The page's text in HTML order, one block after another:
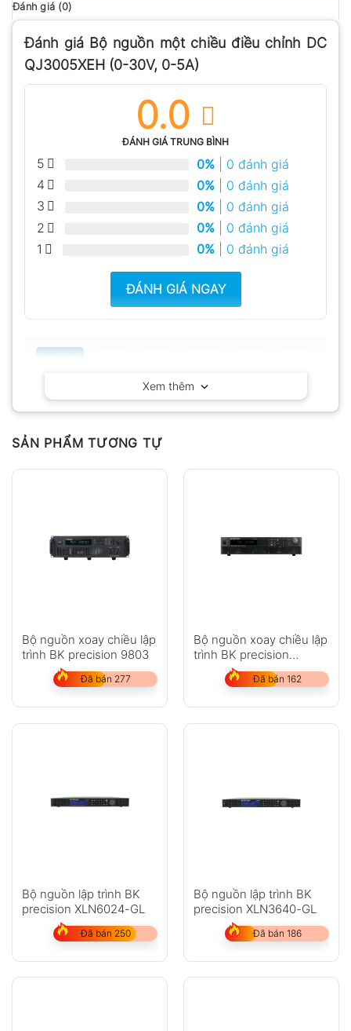
Đánh giá (0)
Đánh giá Bộ nguồn một chiều điều chỉnh DC
QJ3005XEH (0-30V, 0-5A)
0.0
ĐÁNH GIÁ TRUNG BÌNH
5 0% | 0 đánh giá
4
0% | 0 đánh giá
3
0% | 0 đánh giá
2
0% | 0 đánh giá
1
0% | 0 đánh giá
ĐÁNH GIÁ NGAY
Có ảnh
Chưa có đánh giá nào.
Anh
Xem thêm
SẢN PHẨM TƯƠNG TỰ
Bộ nguồn xoay chiều lập
trình BK precision 9803
Đã bán 277
Bộ nguồn xoay chiều lập
trình BK precision
PVS60085MR
Đã bán 162
Bộ nguồn lập trình BK
precision XLN6024-GL
Đã bán 250
Bộ nguồn lập trình BK
precision XLN3640-GL
Đã bán 186